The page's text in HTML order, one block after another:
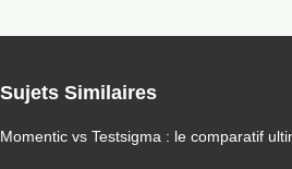
Sujets Similaires
Momentic vs Testsigma : le comparatif